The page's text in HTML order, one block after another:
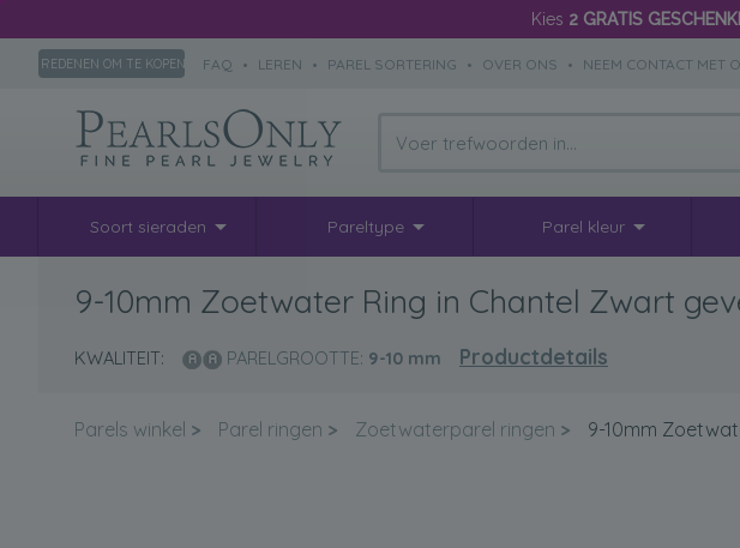
Kies 2 GRATIS
REDENEN OM TE KOPEN FAQ • LEREN • PAREL SORTERING • OVER ONS • NEEM CONTACT MET
Soort sieraden Pareltype Parel kleur
9-10mm Zoetwater Ring in Chantel Zwart
KWALITEIT: PARELGROOTTE: 9-10 mm Productdetails
Parels winkel > Parel ringen > Zoetwaterparel ringen > 9-10mm